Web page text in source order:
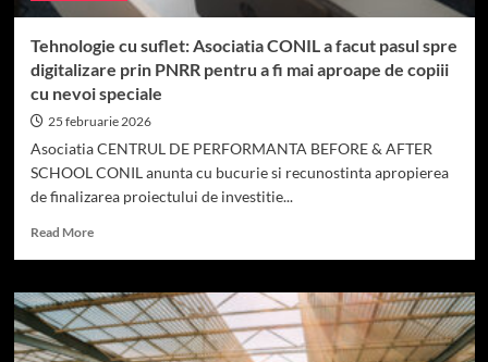
Tehnologie cu suflet: Asociatia CONIL a facut pasul spre
digitalizare prin PNRR pentru a fi mai aproape de copiii
cu nevoi speciale
25 februarie 2026
Asociatia CENTRUL DE PERFORMANTA BEFORE & AFTER
SCHOOL CONIL anunta cu bucurie si recunostinta apropierea
de finalizarea proiectului de investitie...
Read MoreRead
Tehnologie
cu
suflet:
Asociatia